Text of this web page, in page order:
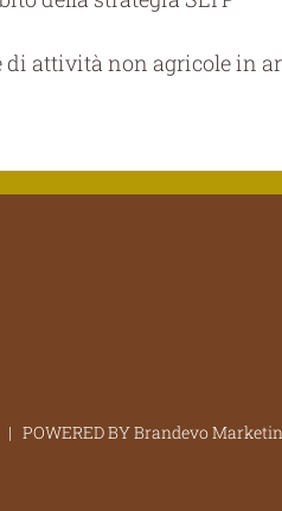
di attività non agricole in
| POWERED BYBrandevo